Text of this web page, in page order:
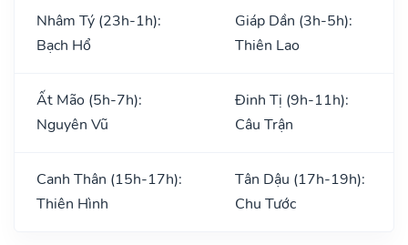
Nhâm Tý (23h-1h):
Bạch Hổ
Giáp Dần (3h-5h):
Thiên Lao
Ất Mão (5h-7h):
Nguyên Vũ
Đinh Tị (9h-11h):
Câu Trận
Canh Thân (15h-17h):
Thiên Hình
Tân Dậu (17h-19h):
Chu Tước